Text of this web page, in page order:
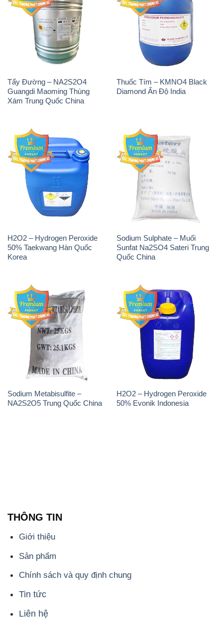
Tẩy Đường – NA2S2O4
Guangdi Maoming Thùng
Xám Trung Quốc China
Thuốc Tím – KMNO4 Black
Diamond Ấn Độ India
H2O2 – Hydrogen Peroxide
50% Taekwang Hàn Quốc
Korea
Sodium Sulphate – Muối
Sunfat Na2SO4 Sateri Trung
Quốc China
Sodium Metabisulfite –
NA2S2O5 Trung Quốc China
H2O2 – Hydrogen Peroxide
50% Evonik Indonesia
THÔNG TIN
Giới thiệu
Sản phẩm
Chính sách và quy định chung
Tin tức
Liên hệ